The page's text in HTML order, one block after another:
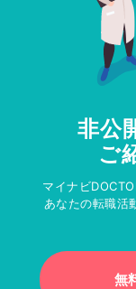
非公
ご
マイナビ
あなたの転職活
無